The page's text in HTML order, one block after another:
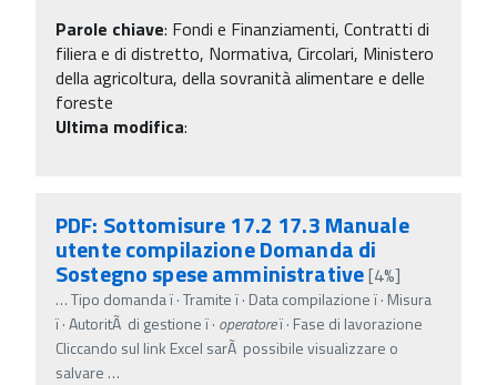
Parole chiave: Fondi e Finanziamenti, Contratti di
filiera e di distretto, Normativa, Circolari, Ministero
della agricoltura, della sovranità alimentare e delle
foreste
Ultima modifica:
PDF: Sottomisure 17.2 17.3 Manuale
utente compilazione Domanda di
Sostegno spese amministrative[4%]
…Tipo domanda ï‚· Tramite ï‚· Data compilazione ï‚· Misura
ï‚· AutoritÃ di gestione ï‚· operatoreï‚· Fase di lavorazione
Cliccando sul link Excel sarÃ possibile visualizzare o
salvare …